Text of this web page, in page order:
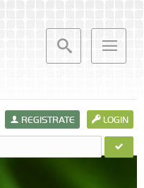
LOGIN
REGISTRATE